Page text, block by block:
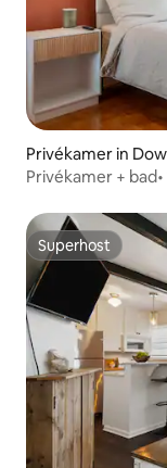
Privékamer in
Privékamer +
Superhost
Superhost